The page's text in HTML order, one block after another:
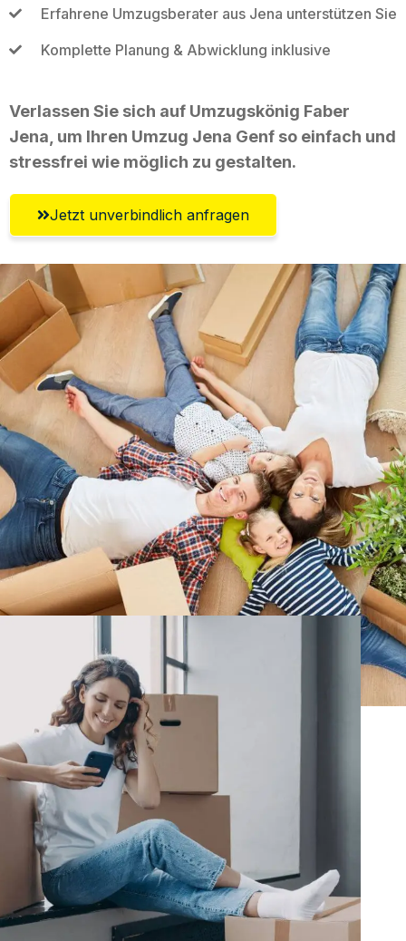
Erfahrene Umzugsberater aus Jena unterstützen Sie
Komplette Planung & Abwicklung inklusive
Verlassen Sie sich auf Umzugskönig Faber
Jena, um Ihren Umzug Jena Genf so einfach und
stressfrei wie möglich zu gestalten.
Jetzt unverbindlich anfragen